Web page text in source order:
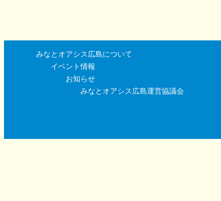
みなとオアシス広島について
イベント情報
お知らせ
みなとオアシス広島運営協議会